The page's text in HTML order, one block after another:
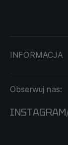
INFORMACJA
O NAS
Obserwuj nas:
INSTAGRAM